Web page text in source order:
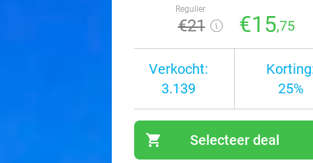
Regulier
€21 €15,75
Verkocht:
3.139
25%
shopping_cart Selecteer deal